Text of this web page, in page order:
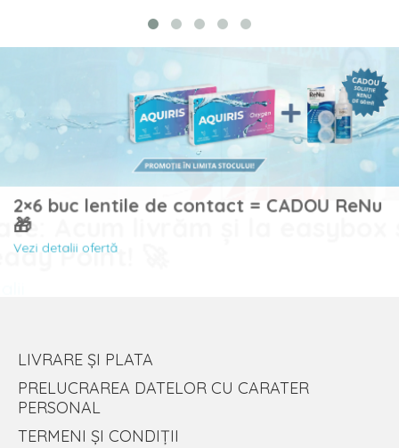
lentile de contact = CADOU
Noutate: Acum livrăm și la easybox sau
Sameday Point! 🚀
Vezi detalii
LIVRARE ȘI PLATA
PRELUCRAREA DATELOR CU CARATER
PERSONAL
TERMENI ȘI CONDIȚII